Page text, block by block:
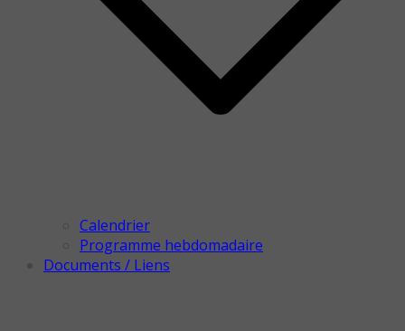
Calendrier
Programme hebdomadaire
Documents / Liens